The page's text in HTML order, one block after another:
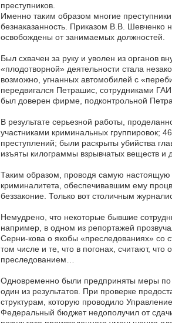
преступников.
Именно таким образом многие
безнаказанность. Приказом В.В.
освобождены от занимаемых должностей.
Был схвачен за руку и уволен из органов
«плодотворной» деятельности стала
возможно, угнанных автомобилей с
передвигался Петрашис, сотрудниками
был доверен фирме, подконтрольной
В результате серьезной работы,
участниками криминальных группировок;
преступлений; были раскрыты убийства
изъяты килограммы взрывчатых веществ и
Таким образом, проводя самую настоящую
криминалитета, обеспечивавшим ему
беззаконие. Только вот столичным
Немудрено, что некоторые бывшие
например, в одном из репортажей
Серни-кова о якобы «преследованиях» со
том числе и те, что в погонах, считают,
преследованием…
Одновременно были предприняты меры по
один из результатов. При проверке
структурам, которую проводило
Федеральный бюджет недополучил от